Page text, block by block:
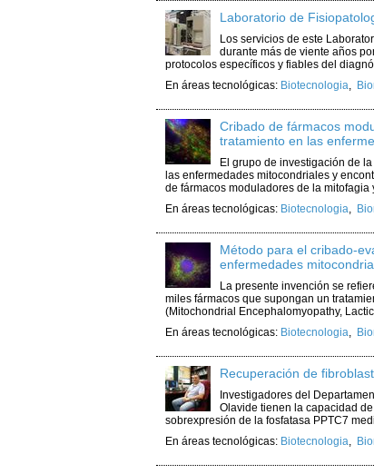
Laboratorio de
Los servicios de este
durante más de viente años
protocolos específicos y fiables del
En áreas tecnológicas: Biotecnologia,
Cribado de fármacos
tratamiento en las
El grupo de investigación de
las enfermedades mitocondriales y
de fármacos moduladores de la
En áreas tecnológicas: Biotecnologia,
Método para el cribado-
enfermedades
La presente invención se
miles fármacos que supongan un
(Mitochondrial Encephalomyopathy,
En áreas tecnológicas: Biotecnologia,
Recuperación de
Investigadores del
Olavide tienen la capacidad
sobrexpresión de la fosfatasa PPTC7
En áreas tecnológicas: Biotecnologia,